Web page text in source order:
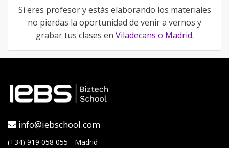
Si eres profesor y estás elaborando los materiales
no pierdas la oportunidad de venir a vernos y
grabar tus clases en Viladecans o Madrid.
info@iebschool.com
(+34) 919 058 055 - Madrid